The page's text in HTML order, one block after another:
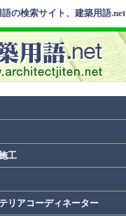
の検索サイト、建築用語.net
工
リアコーディネーター